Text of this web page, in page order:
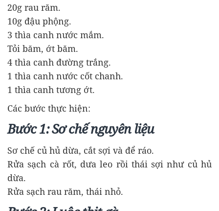
20g rau răm.
10g đậu phộng.
3 thìa canh nước mắm.
Tỏi băm, ớt băm.
4 thìa canh đường trắng.
1 thìa canh nước cốt chanh.
1 thìa canh tương ớt.
Các bước thực hiện:
Bước 1: Sơ chế nguyên liệu
Sơ chế củ hủ dừa, cắt sợi và để ráo.
Rửa sạch cà rốt, dưa leo rồi thái sợi như củ hủ
dừa.
Rửa sạch rau răm, thái nhỏ.